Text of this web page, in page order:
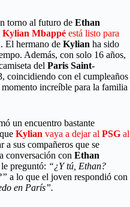
torno al futuro de Ethan
Kylian Mbappé está listo para
. El hermano de Kylian ha sido
Además, con solo 16 años,
del Paris Saint-
coincidiendo con el cumpleaños
increíble para la familia
un encuentro bastante
Kylian vaya a dejar al PSG al
a sus compañeros que se
conversación con Ethan
preguntó: “¿Y tú, Ethan?
a lo que el joven respondió con
en París”.